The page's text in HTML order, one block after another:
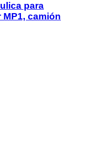
para
camión